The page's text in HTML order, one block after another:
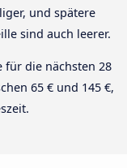
und spätere
sind auch leerer.
für die nächsten 28
65 € und 145 €,